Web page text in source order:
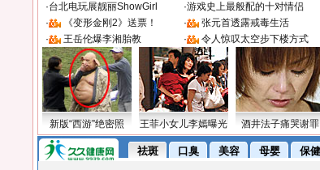
·台北电玩展靓丽ShowGirl ·游戏史上最般配的十对情侣
·
《变形金刚2》送票！ ·
张元首透露戒毒生活
·
王岳伦爆李湘胎教 · 令人惊叹太空步下楼方式
新版“西游”绝密照 王菲小女儿李嫣曝光 酒井法子痛哭谢罪